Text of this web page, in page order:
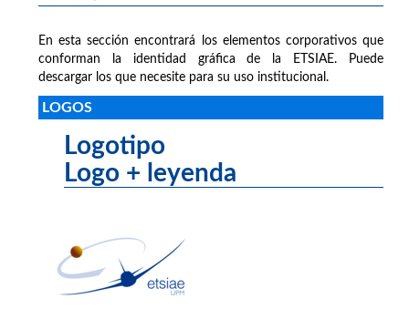
En esta sección encontrará los elementos corporativos que
conforman la identidad gráfica de la ETSIAE. Puede
descargar los que necesite para su uso institucional.
LOGOS
Logotipo
Logo + leyenda